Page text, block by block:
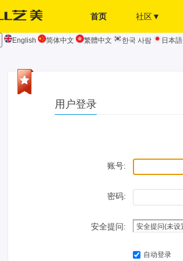
首页 社区▼
English 简体中文 繁體中文 한국 사람 日本語
用户登录
账号:
密码:
安全提问:
自动登录